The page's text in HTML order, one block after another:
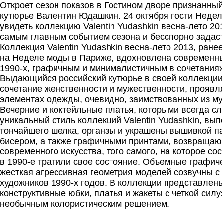
Откроет сезон показов в Гостином дворе
кутюрье Валентин Юдашкин. 24 октября гости
увидеть коллекцию Valentin Yudashkin весна-лето
самым главным событием сезона и бесспорно
Коллекция Valentin Yudashkin весна-лето 2013,
на Неделе моды в Париже, вдохновлена
1990-х, графичным и минималистичным в
Выдающийся российский кутюрье в своей
сочетание женственности и мужественности,
элементах одежды, очевидно, заимствованных из
Вечерние и коктейльные платья, которыми всегда
уникальный стиль коллекций Valentin Yudashkin,
тончайшего шелка, органзы и украшены вышивкой
бисером, а также графичными принтами,
современного искусства, того самого, на которое
в 1990-е тратили свое состояние. Объемные
жесткая агрессивная геометрия моделей созвучны
художников 1990-х годов. В коллекции
конструктивные юбки, платья и жакеты с четкой
необычным колористическим решением.